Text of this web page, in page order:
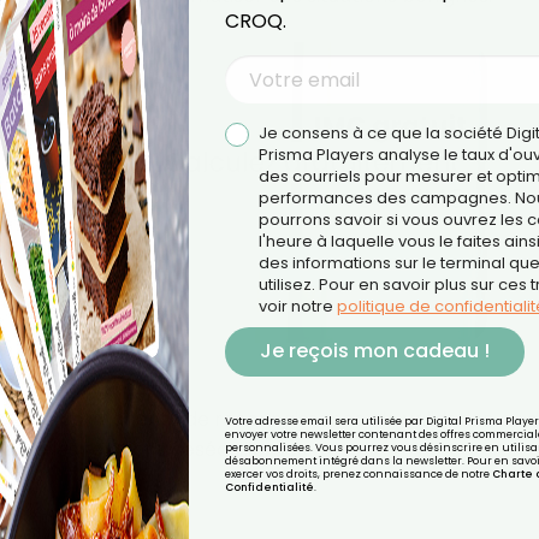
permanente de reconnaissance, de validation ou
les relations déséquilibrées.
CROQ.
Je consens à ce que la société
Prisma Players analyse le taux
des courriels pour mesurer et
performances des campagnes.
pourrons savoir si vous ouvrez les
l'heure à laquelle vous le faites
des informations sur le terminal
utilisez. Pour en savoir plus sur ces
voir notre politique de
Je reçois mon cadeau !
Votre adresse email sera utilisée par Digital Prisma
envoyer votre newsletter contenant des offres
personnalisées. Vous pourrez vous désinscrire en
désabonnement intégré dans la newsletter. Pour en
exercer vos droits, prenez connaissance de notre Charte
Confidentialité.